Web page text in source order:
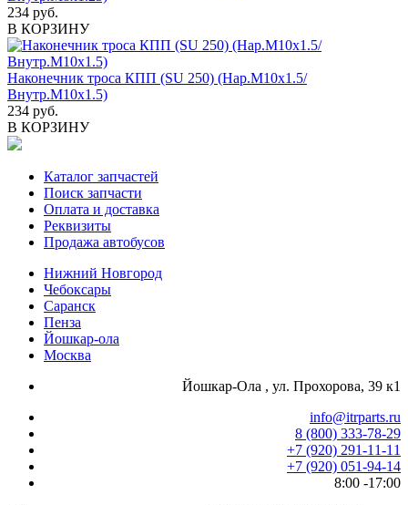
234 руб.
В КОРЗИНУ
Наконечник троса КПП (SU 250) (Нар.М10х1.5/
Внутр.М10х1.5)
234 руб.
В КОРЗИНУ
Каталог запчастей
Поиск запчасти
Оплата и доставка
Реквизиты
Продажа автобусов
Нижний Новгород
Чебоксары
Саранск
Пенза
Йошкар-ола
Москва
Йошкар-Ола , ул. Прохорова, 39 к1
info@itrparts.ru
8 (800) 333-78-29
‪+7 (920) 291-11-11
+7 (920) 051-94-14
8:00 -17:00